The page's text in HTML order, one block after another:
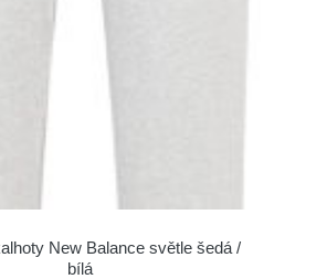
New Balance světle šedá /
bílá